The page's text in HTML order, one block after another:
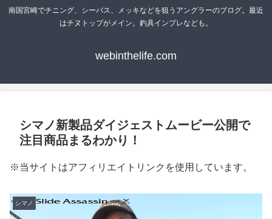
南国宮崎でチニング、シーバス、メッキなどを狙うアングラーのブログ。最近
はチヌトップがメイン。釣具インプレなども。
webinthelife.com
シマノ新製品ダイジェストムービー公開で
注目商品まるわかり！
※当サイトはアフィリエイトリンクを使用しています。
シマノ